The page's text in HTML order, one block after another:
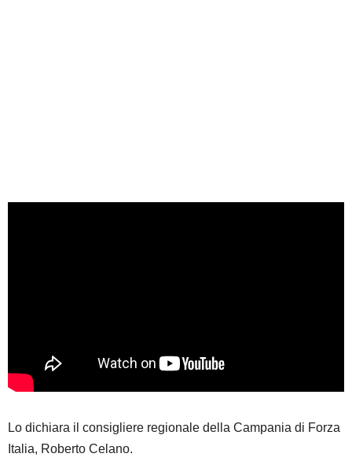
Lo dichiara il consigliere regionale della Campania di Forza
Italia, Roberto Celano.